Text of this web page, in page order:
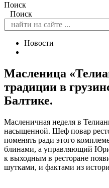
Поиск
Поиск
Новости
Масленица
традиции в
Балтике.
Масленичная неделя в
насыщенной. Шеф повар
поменять ради этого
блинами, а управляющий
к выходным в ресторане
шутками, и фактами из